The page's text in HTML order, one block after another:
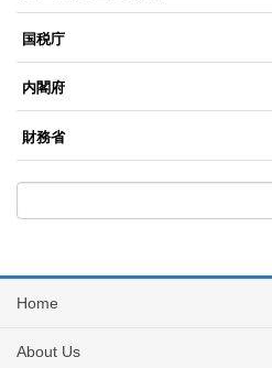
国税庁
内閣府
財務省
Home
About Us